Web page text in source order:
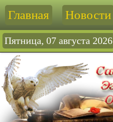
Главная Новости
Пятница, 07 августа 2026